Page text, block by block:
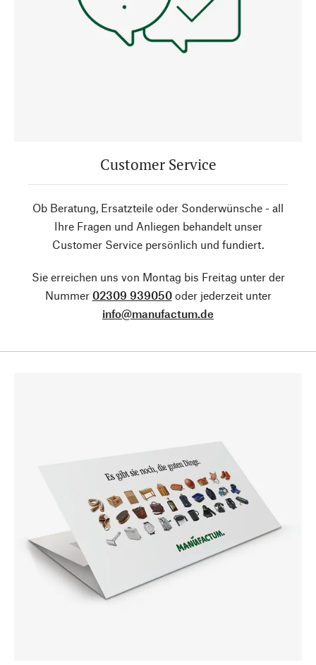
Customer Service
Ob Beratung, Ersatzteile oder Sonderwünsche - all
Ihre Fragen und Anliegen behandelt unser
Customer Service persönlich und fundiert.
Sie erreichen uns von Montag bis Freitag unter der
Nummer 02309 939050oder jederzeit unter
info@manufactum.de